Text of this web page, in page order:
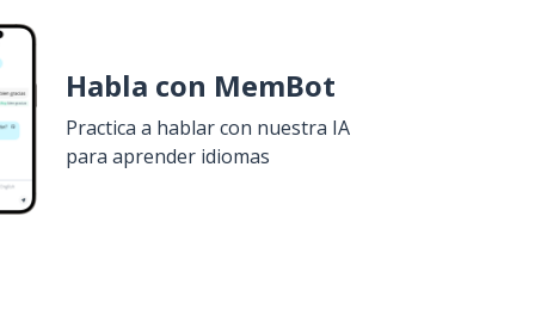
Habla con MemBot
Practica a hablar con nuestra IA
para aprender idiomas